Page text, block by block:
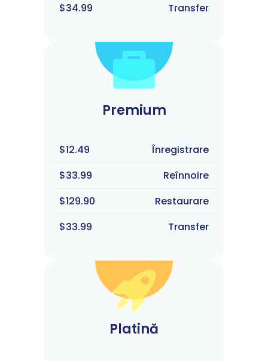
$34.99
Transfer
Premium
$12.49
Înregistrare
$33.99
Reînnoire
$129.90
Restaurare
$33.99
Transfer
Platină